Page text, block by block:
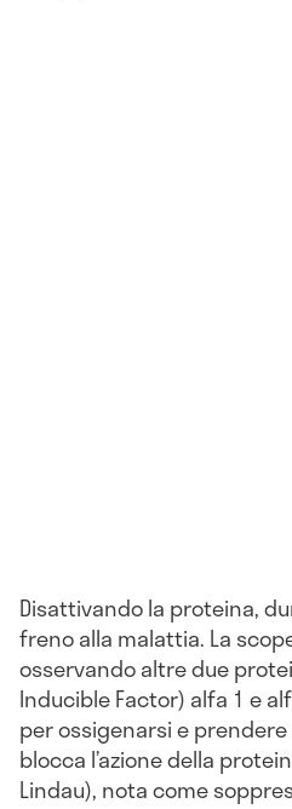
Disattivando la proteina,
freno alla malattia. La
osservando altre due
Inducible Factor) alfa 1 e
per ossigenarsi e prendere
blocca l’azione della
Lindau), nota come